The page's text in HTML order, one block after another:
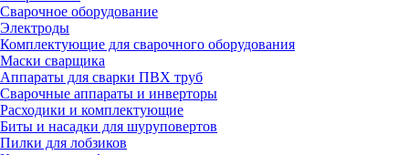
Сварочное оборудование
Электроды
Комплектующие для сварочного оборудования
Маски сварщика
Аппараты для сварки ПВХ труб
Сварочные аппараты и инверторы
Расходики и комплектующие
Биты и насадки для шуруповертов
Пилки для лобзиков